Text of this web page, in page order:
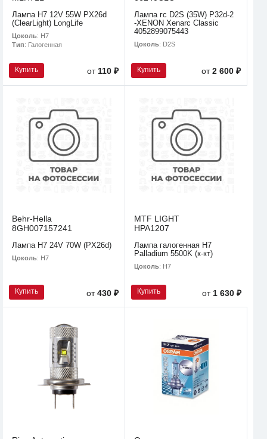
Лампа H7 12V 55W PX26d
(ClearLight) LongLife
Цоколь: H7
Тип: Галогенная
Купить от 110 ₽
Лампа гс D2S (35W) P32d-2
-XENON Xenarc Classic
4052899075443
Цоколь: D2S
Купить от2 600 ₽
Behr-Hella
8GH007157241
Лампа H7 24V 70W (PX26d)
Цоколь: H7
Купить от430 ₽
MTF LIGHT
HPA1207
Лампа галогенная H7
Palladium 5500K (к-кт)
Цоколь: H7
Купить от 1 630 ₽